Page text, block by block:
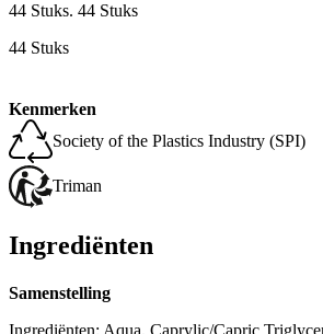
44 Stuks. 44 Stuks
44 Stuks
Kenmerken
Society of the Plastics Industry (SPI)
Triman
Ingrediënten
Samenstelling
Ingrediënten: Aqua, Caprylic/Capric